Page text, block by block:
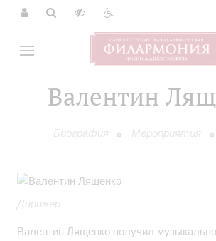
Валентин
Биография Мероприятия
Дирижер
Валентин Лященко получил